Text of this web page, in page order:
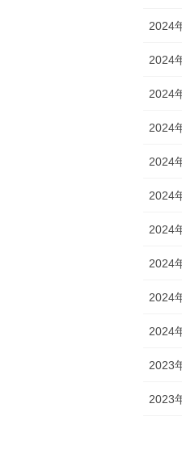
2024
2024
2024
2024
2024
2024
2024
2024
2024
2024
2023
2023